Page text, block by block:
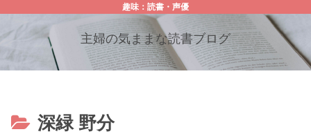
趣味：読書・声優
主婦の気ままな読書ブログ
深緑 野分